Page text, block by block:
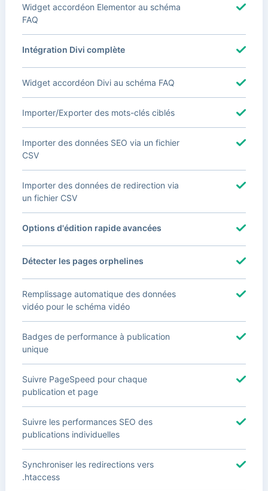
Widget accordéon Elementor au schéma
FAQ
Intégration Divi complète
Widget accordéon Divi au schéma FAQ
Importer/Exporter des mots-clés ciblés
Importer des données SEO via un fichier
CSV
Importer des données de redirection via
un fichier CSV
Options d'édition rapide avancées
Détecter les pages orphelines
Remplissage automatique des données
vidéo pour le schéma vidéo
Badges de performance à publication
unique
Suivre PageSpeed pour chaque
publication et page
Suivre les performances SEO des
publications individuelles
Synchroniser les redirections vers
.htaccess